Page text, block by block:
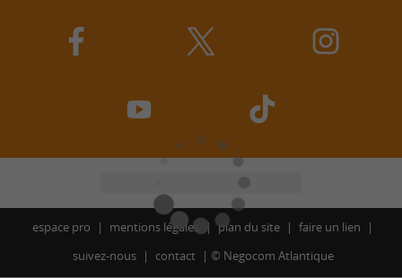
espace pro mentions légales plan du site
faire un lien
suivez-nous
contact © Negocom Atlantique